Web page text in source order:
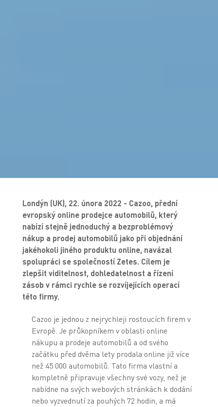
Londýn (UK), 22. února 2022 - Cazoo, přední
evropský online prodejce automobilů, který
nabízí stejně jednoduchý a bezproblémový
nákup a prodej automobilů jako při objednání
jakéhokoli jiného produktu online, navázal
spolupráci se společností Zetes. Cílem je
zlepšit viditelnost, dohledatelnost a řízení
zásob v rámci rychle se rozvíjejících operací
této firmy.
Cazoo je jednou z nejrychleji rostoucích firem v
Evropě. Je průkopníkem v oblasti online
nákupu a prodeje automobilů a od svého
začátku před dvěma lety prodala online již více
než 45 000 automobilů. Tato firma vlastní a
kompletně připravuje všechny své vozy, než je
nabídne na svých webových stránkách k dodání
nebo vyzvednutí za pouhých 72 hodin, a má